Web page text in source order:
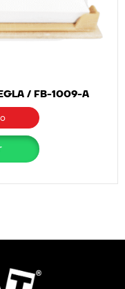
/ FB-1009-A